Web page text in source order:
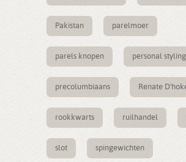
Pakistan parelmoer
parels knopen personal styling
precolumbiaans Renate
rookkwarts ruilhandel
slot spingewichten